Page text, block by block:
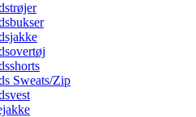
Sweats/Zip